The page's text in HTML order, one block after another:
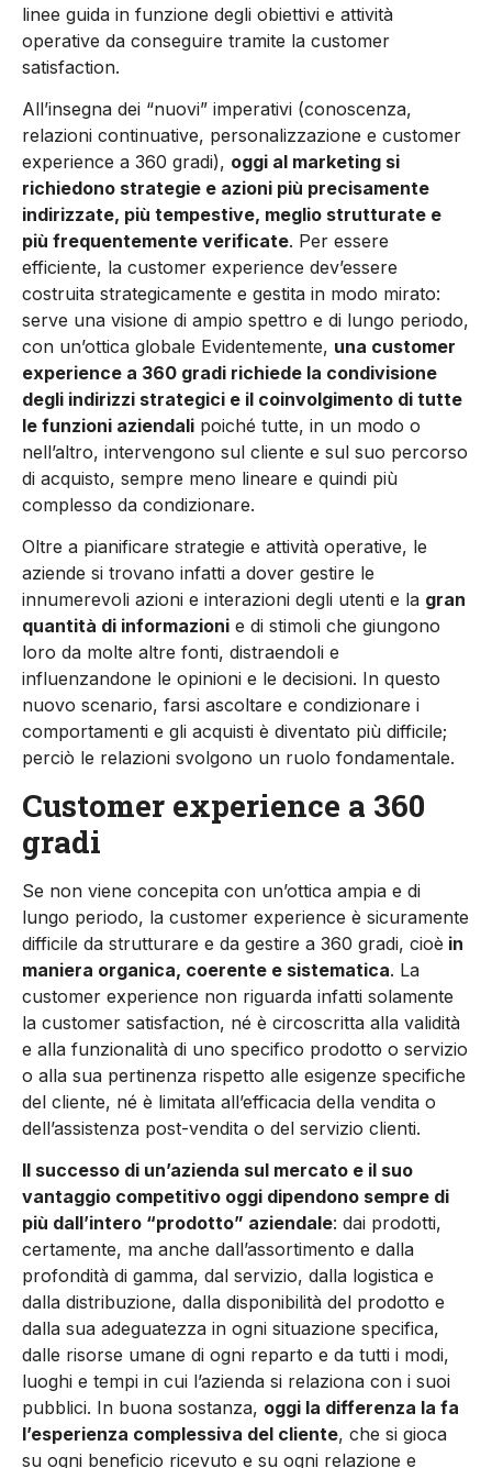
linee guida in funzione degli obiettivi e attività
operative da conseguire tramite la customer
satisfaction.
All’insegna dei “nuovi” imperativi (conoscenza,
relazioni continuative, personalizzazione e customer
experience a 360 gradi), oggi al marketing si
richiedono strategie e azioni più precisamente
indirizzate, più tempestive, meglio strutturate e
più frequentemente verificate. Per essere
efficiente, la customer experience dev’essere
costruita strategicamente e gestita in modo mirato:
serve una visione di ampio spettro e di lungo periodo,
con un’ottica globale Evidentemente, una customer
experience a 360 gradi richiede la condivisione
degli indirizzi strategici e il coinvolgimento di tutte
le funzioni aziendali poiché tutte, in un modo o
nell’altro, intervengono sul cliente e sul suo percorso
di acquisto, sempre meno lineare e quindi più
complesso da condizionare.
Oltre a pianificare strategie e attività operative, le
aziende si trovano infatti a dover gestire le
innumerevoli azioni e interazioni degli utenti e la gran
quantità di informazioni e di stimoli che giungono
loro da molte altre fonti, distraendoli e
influenzandone le opinioni e le decisioni. In questo
nuovo scenario, farsi ascoltare e condizionare i
comportamenti e gli acquisti è diventato più difficile;
perciò le relazioni svolgono un ruolo fondamentale.
Customer experience a 360
gradi
Se non viene concepita con un’ottica ampia e di
lungo periodo, la customer experience è sicuramente
difficile da strutturare e da gestire a 360 gradi, cioè in
maniera organica, coerente e sistematica. La
customer experience non riguarda infatti solamente
la customer satisfaction, né è circoscritta alla validità
e alla funzionalità di uno specifico prodotto o servizio
o alla sua pertinenza rispetto alle esigenze specifiche
del cliente, né è limitata all’efficacia della vendita o
dell’assistenza post-vendita o del servizio clienti.
Il successo di un’azienda sul mercato e il suo
vantaggio competitivo oggi dipendono sempre di
più dall’intero “prodotto” aziendale: dai prodotti,
certamente, ma anche dall’assortimento e dalla
profondità di gamma, dal servizio, dalla logistica e
dalla distribuzione, dalla disponibilità del prodotto e
dalla sua adeguatezza in ogni situazione specifica,
dalle risorse umane di ogni reparto e da tutti i modi,
luoghi e tempi in cui l’azienda si relaziona con i suoi
pubblici. In buona sostanza, oggi la differenza la fa
l’esperienza complessiva del cliente, che si gioca
su ogni beneficio ricevuto e su ogni relazione e